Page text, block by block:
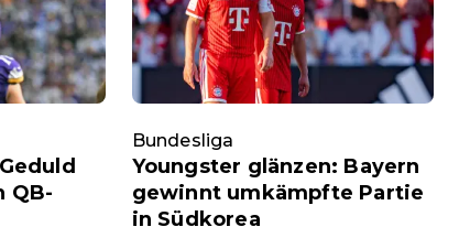
QB-
Bundesliga
Youngster glänzen: Bayern
gewinnt umkämpfte Partie
in Südkorea